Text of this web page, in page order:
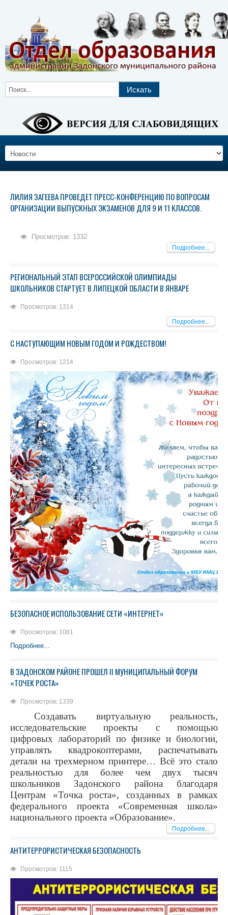
ЛИЛИЯ ЗАГЕЕВА ПРОВЕДЕТ ПРЕСС-КОНФЕРЕНЦИЮ ПО ВОПРОСАМ
ОРГАНИЗАЦИИ ВЫПУСКНЫХ ЭКЗАМЕНОВ ДЛЯ 9 И 11 КЛАССОВ.
Просмотров: 1332
Подробнее...
РЕГИОНАЛЬНЫЙ ЭТАП ВСЕРОССИЙСКОЙ ОЛИМПИАДЫ
ШКОЛЬНИКОВ СТАРТУЕТ В ЛИПЕЦКОЙ ОБЛАСТИ В ЯНВАРЕ
Просмотров: 1314
Подробнее...
С НАСТУПАЮЩИМ НОВЫМ ГОДОМ И РОЖДЕСТВОМ!
Просмотров: 1214
БЕЗОПАСНОЕ ИСПОЛЬЗОВАНИЕ СЕТИ «ИНТЕРНЕТ»
Просмотров: 1081
Подробнее...
В ЗАДОНСКОМ РАЙОНЕ ПРОШЕЛ II МУНИЦИПАЛЬНЫЙ ФОРУМ
«ТОЧЕК РОСТА»
Просмотров: 1339
Создавать виртуальную реальность,
исследовательские проекты с помощью
цифровых лабораторий по физике и биологии,
управлять квадрокоптерами, распечатывать
детали на трехмерном принтере… Всё это стало
реальностью для более чем двух тысяч
школьников Задонского района благодаря
Центрам «Точка роста», созданных в рамках
федерального проекта «Современная школа»
национального проекта «Образование».
Подробнее...
АНТИТЕРРОРИСТИЧЕСКАЯ БЕЗОПАСНОСТЬ
Просмотров: 1115